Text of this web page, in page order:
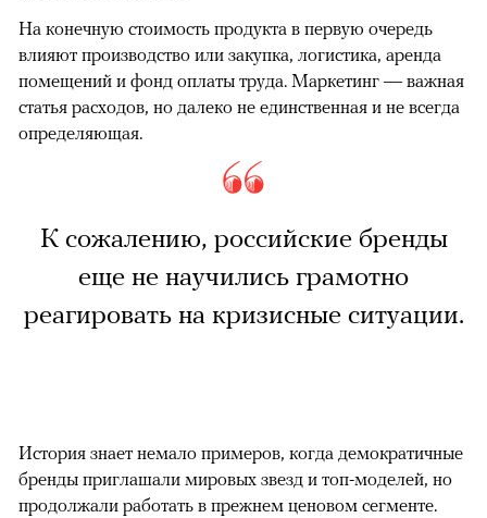
На конечную стоимость продукта в первую очередь
влияют производство или закупка, логистика, аренда
помещений и фонд оплаты труда. Маркетинг — важная
статья расходов, но далеко не единственная и не всегда
определяющая.
К сожалению, российские бренды
еще не научились грамотно
реагировать на кризисные ситуации.
История знает немало примеров, когда демократичные
бренды приглашали мировых звезд и топ-моделей, но
продолжали работать в прежнем ценовом сегменте.